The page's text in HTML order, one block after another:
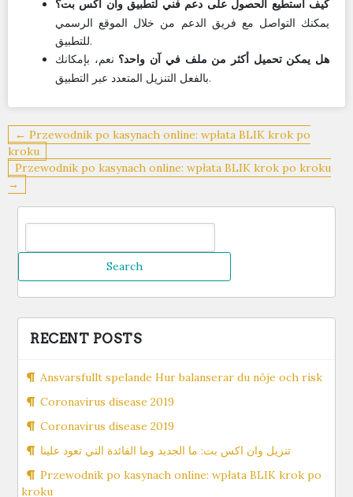
كيف أستطيع الحصول على دعم فني لتطبيق وان اكس بت؟
يمكنك التواصل مع فريق الدعم من خلال الموقع الرسمي
للتطبيق.
هل يمكن تحميل أكثر من ملف في آن واحد؟ نعم، بإمكانك
بالفعل التنزيل المتعدد عبر التطبيق.
Post
navigation
← Przewodnik po kasynach online: wpłata BLIK krok po
kroku
Przewodnik po kasynach online: wpłata BLIK krok po kroku
→
for:
RECENT POSTS
Ansvarsfullt spelande Hur balanserar du nöje och risk
Coronavirus disease 2019
Coronavirus disease 2019
تنزيل وان اكس بت: ما الجديد وما الفائدة التي تعود علينا
Przewodnik po kasynach online: wpłata BLIK krok po
kroku